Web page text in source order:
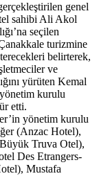
genel
sahibi Ali Akol
seçilen
turizmine
belirterek,
ve
yürüten Kemal
kurulu
etti.
yönetim kurulu
(Anzac Hotel),
Truva Otel),
Des Etrangers-
Mustafa